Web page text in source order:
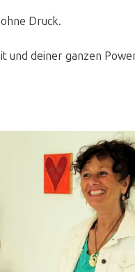
Druck.
und deiner ganzen